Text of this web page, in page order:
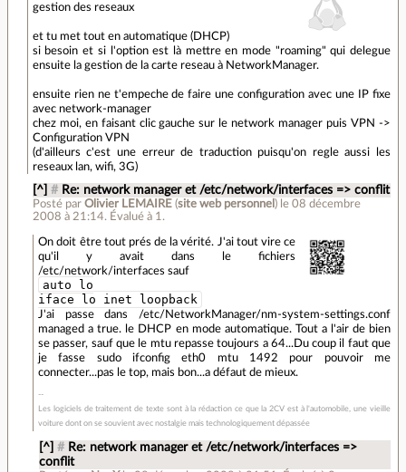
gestion des reseaux
et tu met tout en automatique (DHCP)
si besoin et si l'option est là mettre en mode "roaming" qui delegue
ensuite la gestion de la carte reseau à NetworkManager.
ensuite rien ne t'empeche de faire une configuration avec une IP fixe
avec network-manager
chez moi, en faisant clic gauche sur le network manager puis VPN ->
Configuration VPN
(d'ailleurs c'est une erreur de traduction puisqu'on regle aussi les
reseaux lan, wifi, 3G)
[^] # Re: network manager et /etc/network/interfaces => conflit
Posté parOlivier LEMAIRE (site web personnel ) le 08 décembre
2008 à 21:14. Évalué à 1 .
On doit être tout prés de la vérité. J'ai tout vire ce
qu'il y avait dans le fichiers
/etc/network/interfaces sauf
auto lo
iface lo inet loopback
J'ai passe dans /etc/NetworkManager/nm-system-settings.conf
managed a true. le DHCP en mode automatique. Tout a l'air de bien
se passer, sauf que le mtu repasse toujours a 64...Du coup il faut que
je fasse sudo ifconfig eth0 mtu 1492 pour pouvoir me
connecter...pas le top, mais bon...a défaut de mieux.
Les logiciels de traitement de texte sont à la rédaction ce que la 2CV est à l'automobile, une vieille
voiture dont on se souvient avec nostalgie mais technologiquement dépassée
[^] # Re: network manager et /etc/network/interfaces =>
conflit